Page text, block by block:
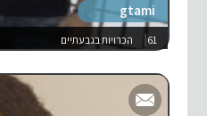
gtami
61 הכרויות בגבעתיים